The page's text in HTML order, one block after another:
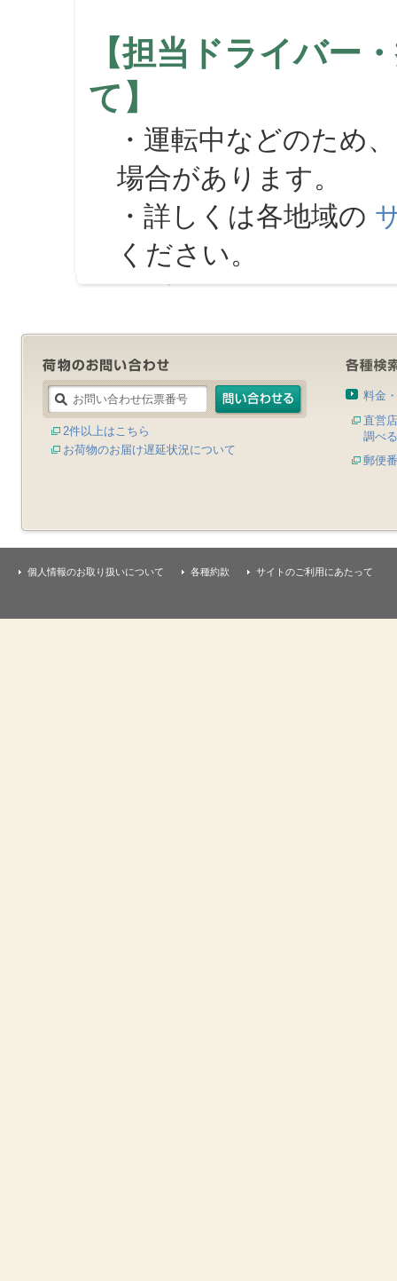
【担当ドライバー
て】
・運転中などのため
場合があります。
・詳しくは各地域の
ください。
2件以上はこちら
お荷物のお届け遅延状況について
料金
直営
調べる
郵便
個人情報のお取り扱いについて 各種約款 サイトのご利用にあたって